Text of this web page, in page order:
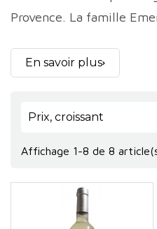
Provence. La famille
— et c'est aujourd'hui
Camille, qui conduisent
agriculture biologique
plateau de Valensole.
vignes sont orientées
direct, et bénéficient du
En savoir plus
Prix, croissant
Affichage 1-8 de 8